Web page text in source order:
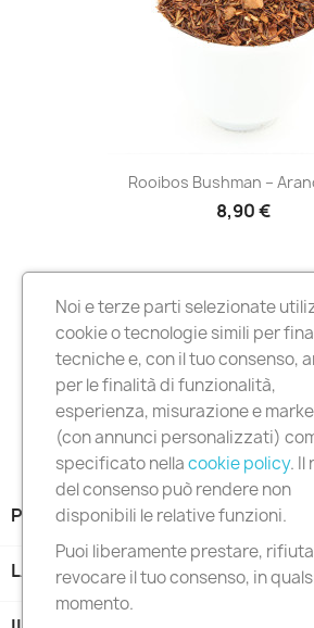
Rooibos Bushman –
8,90 €
Visualizzati 1-7 su 7 articoli
PRODOTTI
LA NOSTRA AZIENDA
Noi e terze parti selezionate
cookie o tecnologie simili per
tecniche e, con il tuo consenso,
per le finalità di funzionalità,
esperienza, misurazione e
(con annunci personalizzati)
specificato nellacookie policy. Il
del consenso può rendere non
disponibili le relative funzioni.
Puoi liberamente prestare,
revocare il tuo consenso, in
momento.